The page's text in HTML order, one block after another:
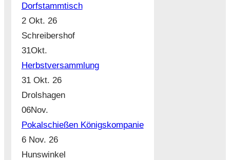
Dorfstammtisch
2 Okt. 26
Schreibershof
31Okt.
Herbstversammlung
31 Okt. 26
Drolshagen
06Nov.
Pokalschießen Königskompanie
6 Nov. 26
Hunswinkel